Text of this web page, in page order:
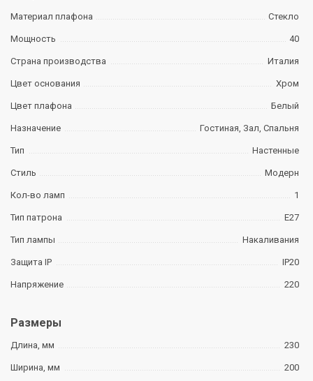
Материал плафона Стекло
Мощность 40
Страна производства Италия
Цвет основания Хром
Цвет плафона Белый
Назначение Гостиная, Зал, Спальня
Тип Настенные
Стиль Модерн
Кол-во ламп 1
Тип патрона E27
Тип лампы Накаливания
Защита IP IP20
Напряжение 220
Размеры
Длина, мм 230
Ширина, мм 200